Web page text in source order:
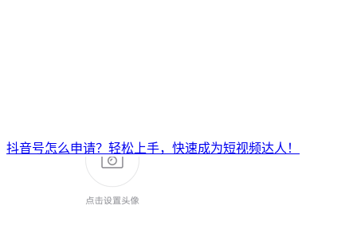
抖音号怎么申请？轻松上手，快速成为短视频达人！